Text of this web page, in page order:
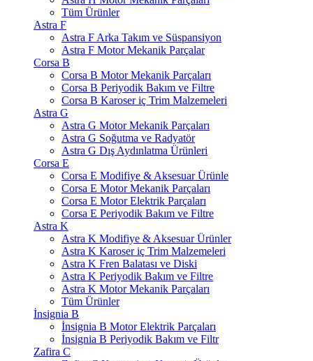
Tüm Ürünler
Astra F
Astra F Arka Takım ve Süspansiyon
Astra F Motor Mekanik Parçalar
Corsa B
Corsa B Motor Mekanik Parçaları
Corsa B Periyodik Bakım ve Filtre
Corsa B Karoser iç Trim Malzemeleri
Astra G
Astra G Motor Mekanik Parçaları
Astra G Soğutma ve Radyatör
Astra G Dış Aydınlatma Ürünleri
Corsa E
Corsa E Modifiye & Aksesuar Ürünle
Corsa E Motor Mekanik Parçaları
Corsa E Motor Elektrik Parçaları
Corsa E Periyodik Bakım ve Filtre
Astra K
Astra K Modifiye & Aksesuar Ürünler
Astra K Karoser iç Trim Malzemeleri
Astra K Fren Balatası ve Diski
Astra K Periyodik Bakım ve Filtre
Astra K Motor Mekanik Parçaları
Tüm Ürünler
İnsignia B
İnsignia B Motor Elektrik Parçaları
İnsignia B Periyodik Bakım ve Filtr
Zafira C